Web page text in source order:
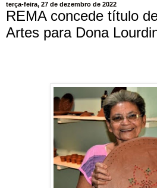
terça-feira, 27 de dezembro de 2022
REMA concede título
Artes para Dona